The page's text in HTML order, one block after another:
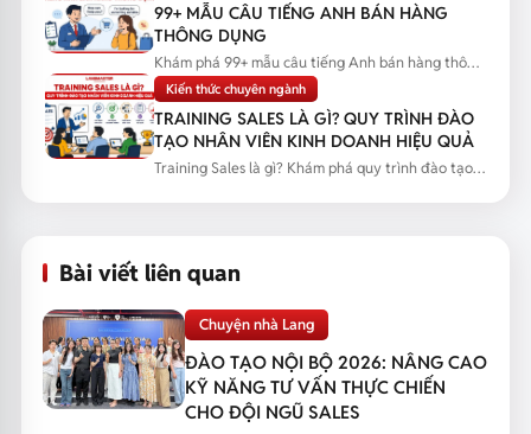
99+ MẪU CÂU TIẾNG ANH BÁN HÀNG
THÔNG DỤNG
Khám phá 99+ mẫu câu tiếng Anh bán hàng thông
dụng kèm tình huống thực...
Kiến thức chuyên ngành
TRAINING SALES LÀ GÌ? QUY TRÌNH ĐÀO
TẠO NHÂN VIÊN KINH DOANH HIỆU QUẢ
Training Sales là gì? Khám phá quy trình đào tạo
Bài viết liên quan
Chuyện nhà Lang
ĐÀO TẠO NỘI BỘ 2026: NÂNG CAO
KỸ NĂNG TƯ VẤN THỰC CHIẾN
CHO ĐỘI NGŨ SALES